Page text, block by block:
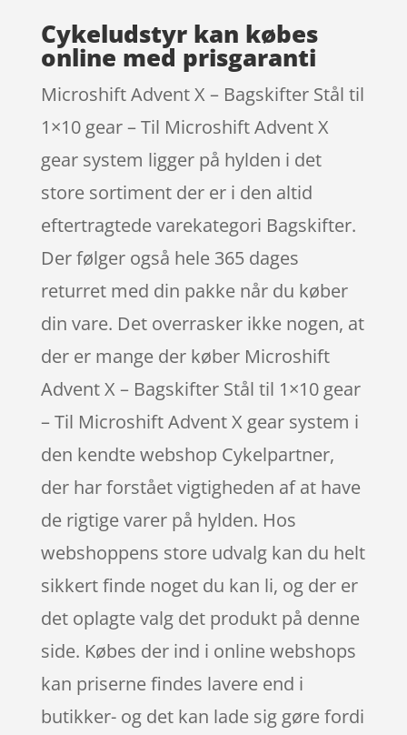
Cykeludstyr kan købes
online med prisgaranti
Microshift Advent X – Bagskifter Stål til
1×10 gear – Til Microshift Advent X
gear system ligger på hylden i det
store sortiment der er i den altid
eftertragtede varekategori Bagskifter.
Der følger også hele 365 dages
returret med din pakke når du køber
din vare. Det overrasker ikke nogen, at
der er mange der køber Microshift
Advent X – Bagskifter Stål til 1×10 gear
– Til Microshift Advent X gear system i
den kendte webshop Cykelpartner,
der har forstået vigtigheden af at have
de rigtige varer på hylden. Hos
webshoppens store udvalg kan du helt
sikkert finde noget du kan li, og der er
det oplagte valg det produkt på denne
side. Købes der ind i online webshops
kan priserne findes lavere end i
butikker- og det kan lade sig gøre fordi